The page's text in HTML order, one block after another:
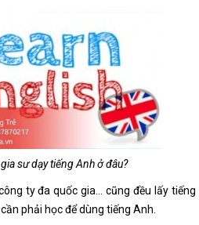
sư dạy tiếng Anh ở đâu?
ty đa quốc gia… cũng đều lấy
phải học để dùng tiếng Anh.